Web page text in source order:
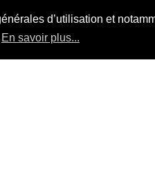
d’utilisation et
En savoir plus...